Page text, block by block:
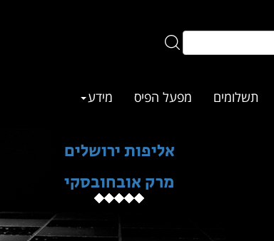
תשלומים מפעל הפיס מידע
אליפות ירושלים
מרק אובחובסקי